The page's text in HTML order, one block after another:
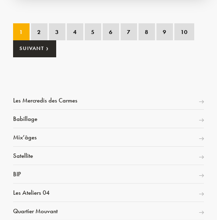
1 2 3 4 5 6 7 8 9 10
SUIVANT ›
Les Mercredis des Carmes
Babillage
Mix’âges
Satellite
BIP
Les Ateliers 04
Quartier Mouvant